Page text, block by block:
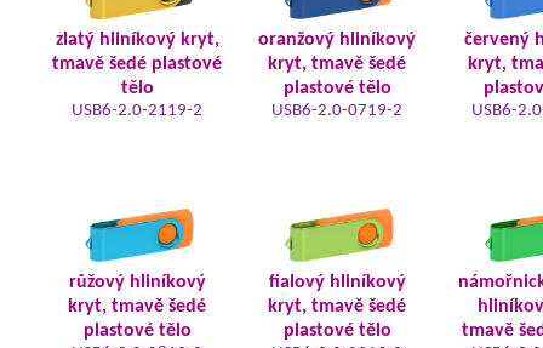
zlatý hliníkový kryt,
tmavě šedé plastové
tělo
USB6-2.0-2119-2
oranžový hliníkový
kryt, tmavě šedé
plastové tělo
USB6-2.0-0719-2
červený
kryt,
USB6-
růžový hliníkový
kryt, tmavě šedé
plastové tělo
fialový hliníkový
kryt, tmavě šedé
plastové tělo
tmavě